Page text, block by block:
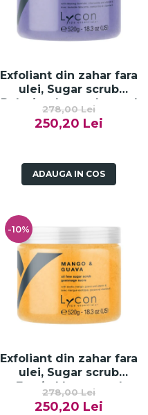
Exfoliant din zahar fara
ulei, Sugar scrub
Relaxing Lavander and
Chamomile - 520g
278,00 Lei
250,20 Lei
ADAUGA IN COS
-10%
Exfoliant din zahar fara
ulei, Sugar scrub
Exotic Mango and
Guava - 520g
278,00 Lei
250,20 Lei